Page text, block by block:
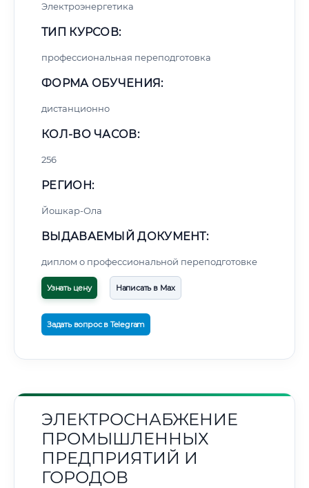
Электроэнергетика
ТИП КУРСОВ:
профессиональная переподготовка
ФОРМА ОБУЧЕНИЯ:
дистанционно
КОЛ-ВО ЧАСОВ:
256
РЕГИОН:
Йошкар-Ола
ВЫДАВАЕМЫЙ ДОКУМЕНТ:
диплом о профессиональной переподготовке
Узнать цену Написать в Max
Задать вопрос в Telegram
ЭЛЕКТРОСНАБЖЕНИЕ
ПРОМЫШЛЕННЫХ
ПРЕДПРИЯТИЙ И
ГОРОДОВ